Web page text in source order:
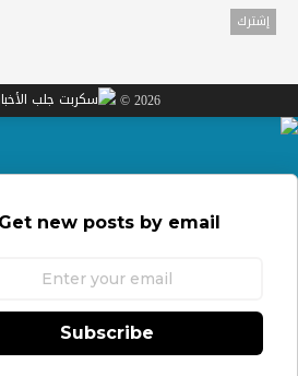
2026 ©
Get new posts by email:
Subscribe